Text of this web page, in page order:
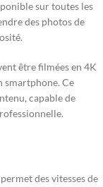
sur toutes les
des photos de
être filmées en 4K
smartphone. Ce
capable de
des vitesses de